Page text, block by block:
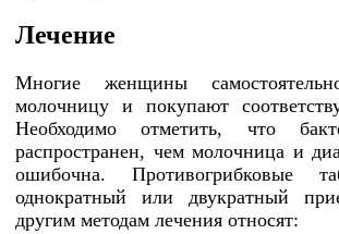
Лечение
Многие женщины
молочницу и покупают
Необходимо отметить, что
распространен, чем молочница и
ошибочна. Противогрибковые
однократный или двукратный
другим методам лечения относят: